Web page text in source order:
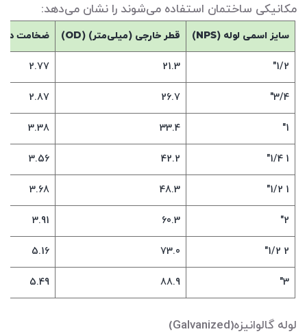
مکانیکی ساختمان استفاده می‌شوند را نشان می‌دهد:
سایز اسمی لوله (NPS
) قطر خارجی (میلی‌متر) (OD
) ضخامت
1/2"
21.3
2.77
3/4"
26.7
2.87
1"
33.4
3.38
1 1/4"
42.2
3.56
1 1/2"
48.3
3.68
2"
60.3
3.91
2 1/2"
73.0
5.16
3"
88.9
5.49
لوله گالوانیزه(Galvanized)